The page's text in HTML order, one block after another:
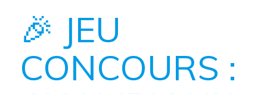
🎉 JEU
CONCOURS :